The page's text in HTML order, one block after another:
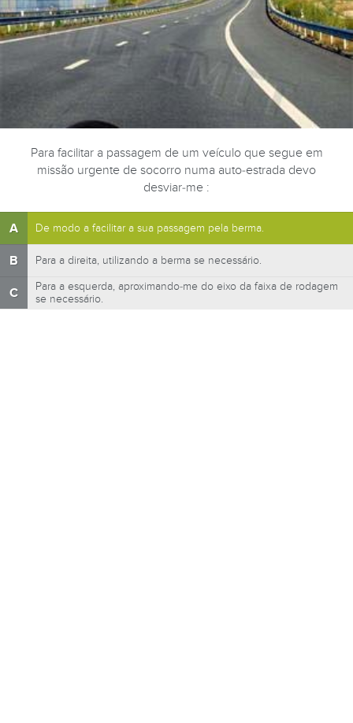
Para facilitar a passagem de um veículo que segue em
missão urgente de socorro numa auto-estrada devo
desviar-me :
A De modo a facilitar a sua passagem pela berma.
B Para a direita, utilizando a berma se necessário.
C
Para a esquerda, aproximando-me do eixo da faixa de rodagem
se necessário.